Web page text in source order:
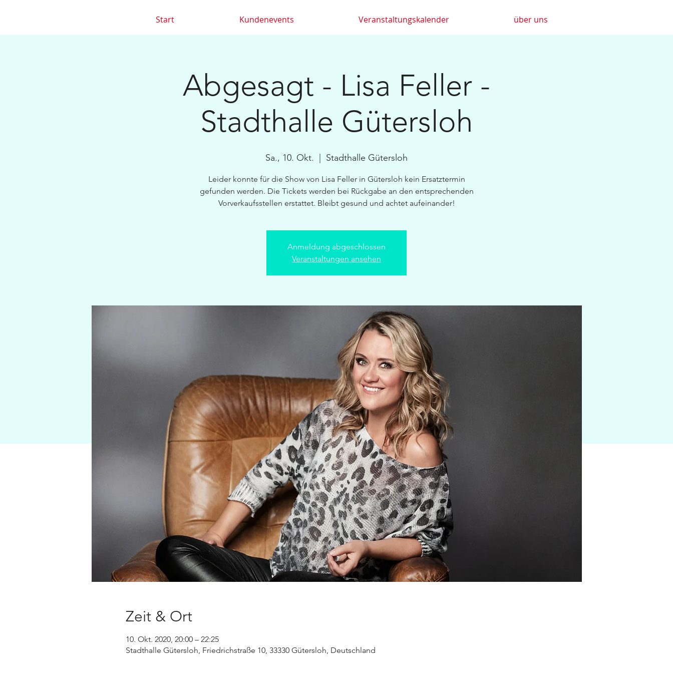
Start Kundenevents Veranstaltungskalender über uns
Abgesagt - Lisa Feller -
Stadthalle Gütersloh
Sa., 10. Okt. Stadthalle Gütersloh
Leider konnte für die Show von Lisa Feller in Gütersloh kein Ersatztermin
gefunden werden. Die Tickets werden bei Rückgabe an den entsprechenden
Vorverkaufsstellen erstattet. Bleibt gesund und achtet aufeinander!
Anmeldung abgeschlossen
Veranstaltungen ansehen
Zeit & Ort
10. Okt. 2020, 20:00 – 22:25
Stadthalle Gütersloh, Friedrichstraße 10, 33330 Gütersloh, Deutschland